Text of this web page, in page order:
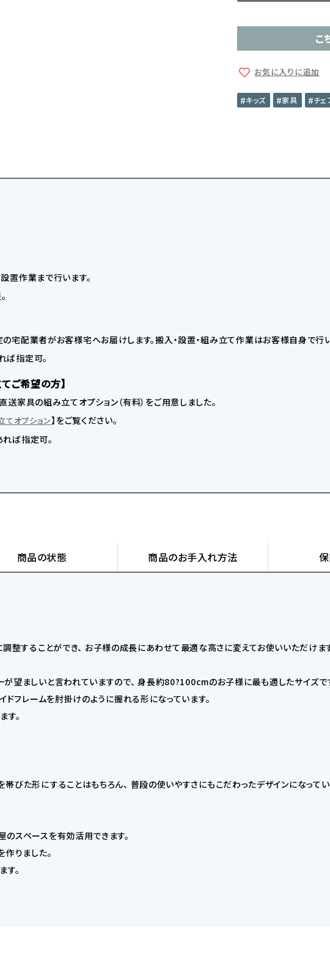
こ
お気に入りに追加
キッズ 家具 チェ
置作業まで行います。
宅配業者がお客様宅へお届けします。搬入・設置・組み立て作業はお客様自身で行
指定可。
ご希望の方】
送家具の組み立てオプション（有料）をご用意しました。
てオプション】をご覧ください。
ば指定可。
商品の状態 商品のお手入れ方法
することができ、 お子様の成長にあわせて最適な高さに変えてお使いいただけま
望ましいと言われていますので、 身長約80?100cmのお子様に最も適したサイズで
フレームを肘掛けのように握れる形になっています。
す。
びた形にすることはもちろん、 普段の使いやすさにもこだわったデザインになってい
スペースを有効活用できます。
りました。
す。